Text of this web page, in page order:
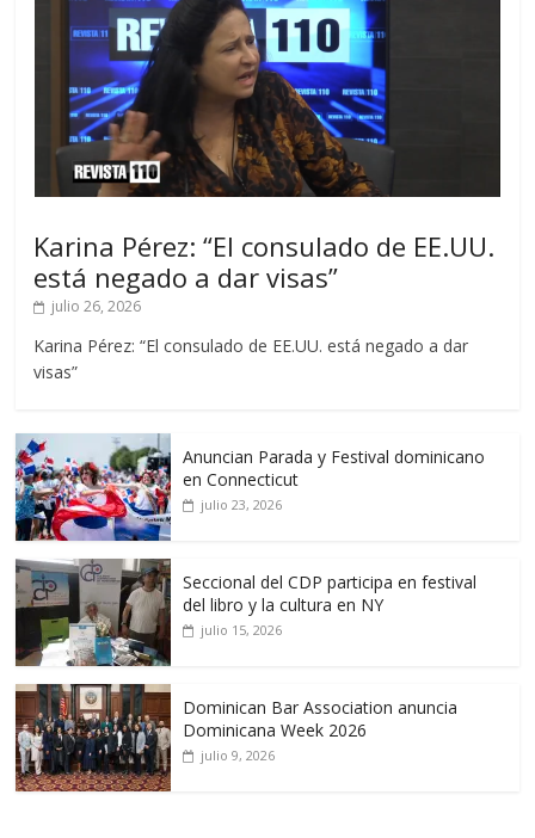
Karina Pérez: “El consulado de EE.UU.
está negado a dar visas”
julio 26, 2026
Karina Pérez: “El consulado de EE.UU. está negado a dar
visas”
Anuncian Parada y Festival dominicano
en Connecticut
julio 23, 2026
Seccional del CDP participa en festival
del libro y la cultura en NY
julio 15, 2026
Dominican Bar Association anuncia
Dominicana Week 2026
julio 9, 2026